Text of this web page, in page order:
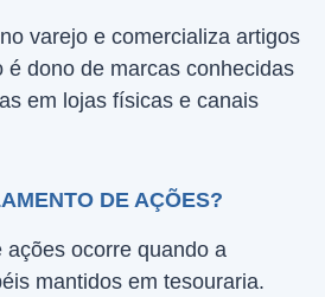
varejo e comercializa artigos
é dono de marcas conhecidas
em lojas físicas e canais
DE AÇÕES?
ações ocorre quando a
mantidos em tesouraria.